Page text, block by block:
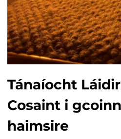
Tánaíocht
Cosaint i
haimsire